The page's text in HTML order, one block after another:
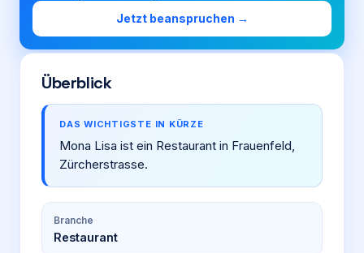
Jetzt beanspruchen →
Überblick
DAS WICHTIGSTE IN KÜRZE
Mona Lisa ist ein Restaurant in Frauenfeld,
Zürcherstrasse.
Branche
Restaurant